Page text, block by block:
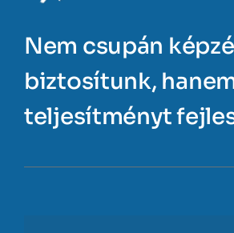
Nem csupán
biztosítunk,
teljesítményt